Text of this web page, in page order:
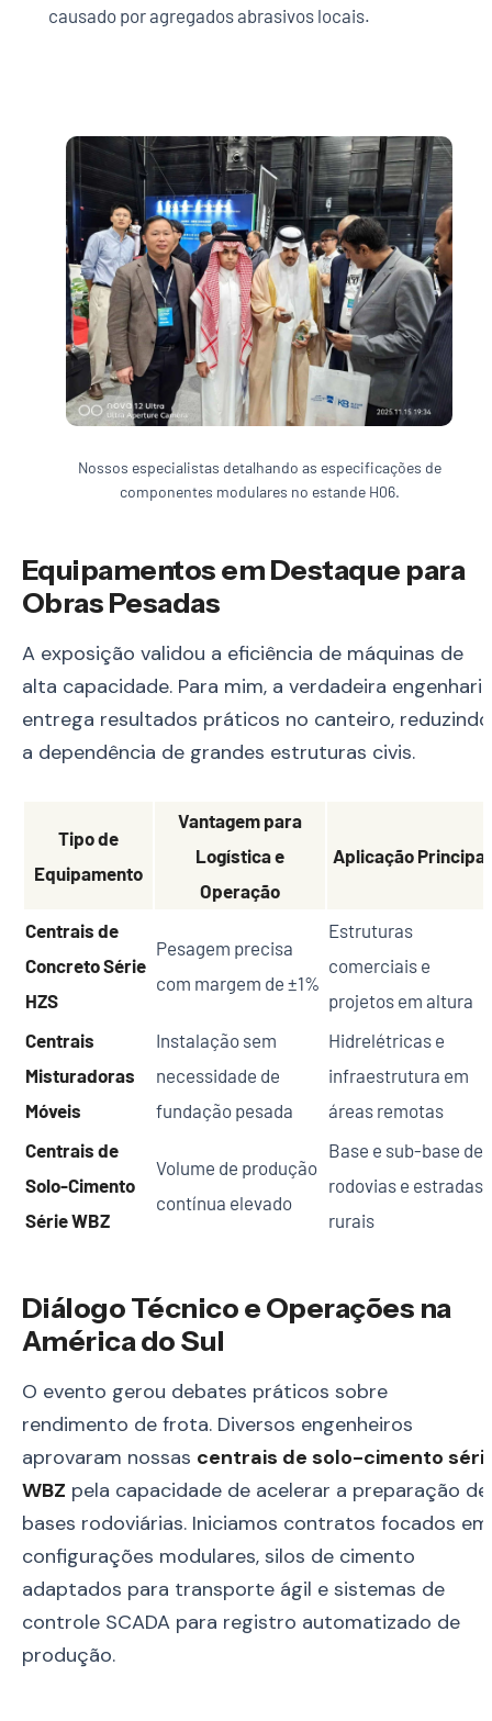
causado por agregados abrasivos locais.
Nossos especialistas detalhando as especificações de
componentes modulares no estande H06.
Equipamentos em Destaque para
Obras Pesadas
A exposição validou a eficiência de máquinas de
alta capacidade. Para mim, a verdadeira engenharia
entrega resultados práticos no canteiro, reduzindo
a dependência de grandes estruturas civis.
Tipo de
Equipamento
Vantagem para
Logística e
Operação
Aplicação Principal
Centrais de
Concreto Série
HZS
Pesagem precisa
com margem de ±1%
Estruturas
comerciais e
projetos em altura
Centrais
Misturadoras
Móveis
Instalação sem
necessidade de
fundação pesada
Hidrelétricas e
infraestrutura em
áreas remotas
Centrais de
Solo-Cimento
Série WBZ
Volume de produção
contínua elevado
Base e sub-base de
rodovias e estradas
rurais
Diálogo Técnico e Operações na
América do Sul
O evento gerou debates práticos sobre
rendimento de frota. Diversos engenheiros
aprovaram nossas centrais de solo-cimento
WBZ pela capacidade de acelerar a preparação de
bases rodoviárias. Iniciamos contratos focados em
configurações modulares, silos de cimento
adaptados para transporte ágil e sistemas de
controle SCADA para registro automatizado de
produção.